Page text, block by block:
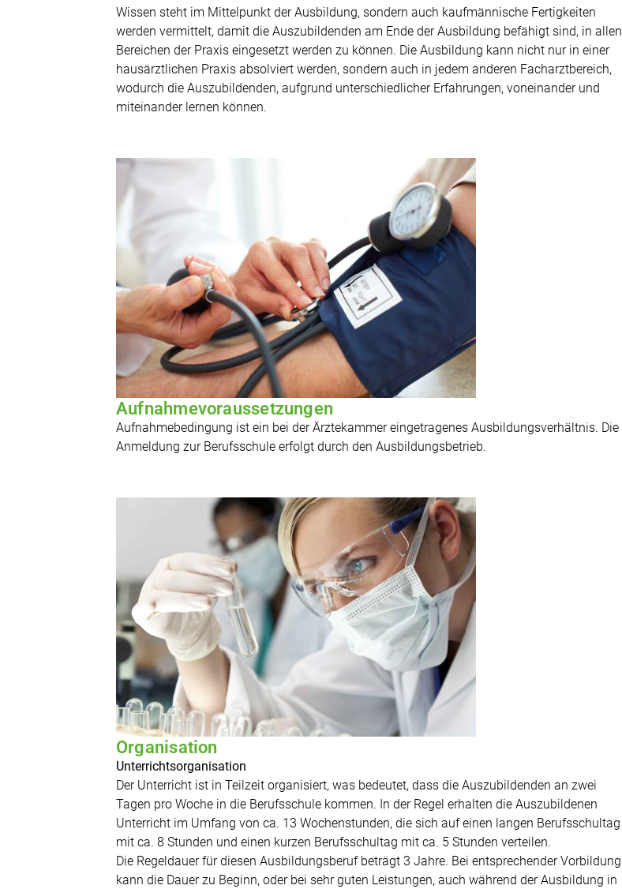
Wissen steht im Mittelpunkt der Ausbildung, sondern auch kaufmännische Fertigkeiten
werden vermittelt, damit die Auszubildenden am Ende der Ausbildung befähigt sind, in allen
Bereichen der Praxis eingesetzt werden zu können. Die Ausbildung kann nicht nur in einer
hausärztlichen Praxis absolviert werden, sondern auch in jedem anderen Facharztbereich,
wodurch die Auszubildenden, aufgrund unterschiedlicher Erfahrungen, voneinander und
miteinander lernen können.
Aufnahmevoraussetzungen
Aufnahmebedingung ist ein bei der Ärztekammer eingetragenes Ausbildungsverhältnis. Die
Anmeldung zur Berufsschule erfolgt durch den Ausbildungsbetrieb.
Organisation
Unterrichtsorganisation
Der Unterricht ist in Teilzeit organisiert, was bedeutet, dass die Auszubildenden an zwei
Tagen pro Woche in die Berufsschule kommen. In der Regel erhalten die Auszubildenen
Unterricht im Umfang von ca. 13 Wochenstunden, die sich auf einen langen Berufsschultag
mit ca. 8 Stunden und einen kurzen Berufsschultag mit ca. 5 Stunden verteilen.
Die Regeldauer für diesen Ausbildungsberuf beträgt 3 Jahre. Bei entsprechender Vorbildung
kann die Dauer zu Beginn, oder bei sehr guten Leistungen, auch während der Ausbildung in